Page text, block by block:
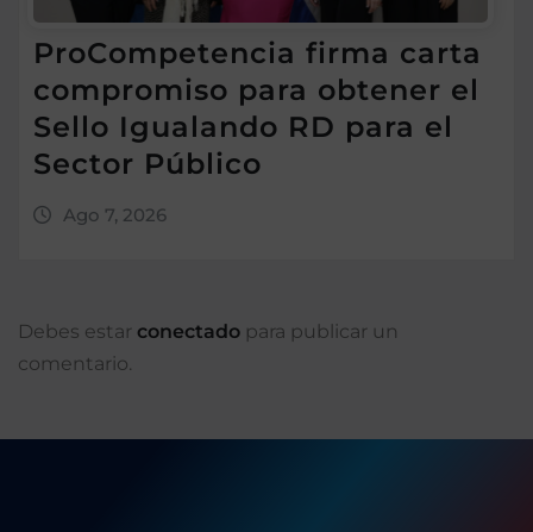
ProCompetencia firma carta
compromiso para obtener el
Sello Igualando RD para el
Sector Público
Ago 7, 2026
Debes estar conectado para publicar un
comentario.